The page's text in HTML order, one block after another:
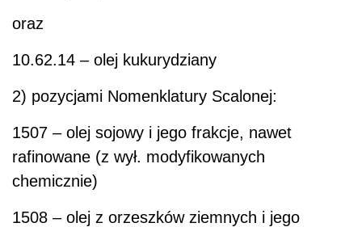
oraz
10.62.14 – olej kukurydziany
2) pozycjami Nomenklatury Scalonej:
1507 – olej sojowy i jego frakcje, nawet
rafinowane (z wył. modyfikowanych
chemicznie)
1508 – olej z orzeszków ziemnych i jego